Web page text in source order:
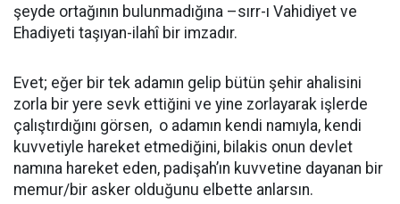
şeyde ortağının bulunmadığına –sırr-ı Vahidiyet ve
Ehadiyeti taşıyan-ilahî bir imzadır.
Evet; eğer bir tek adamın gelip bütün şehir ahalisini
zorla bir yere sevk ettiğini ve yine zorlayarak işlerde
çalıştırdığını görsen, o adamın kendi namıyla, kendi
kuvvetiyle hareket etmediğini, bilakis onun devlet
namına hareket eden, padişah’ın kuvvetine dayanan bir
memur/bir asker olduğunu elbette anlarsın.